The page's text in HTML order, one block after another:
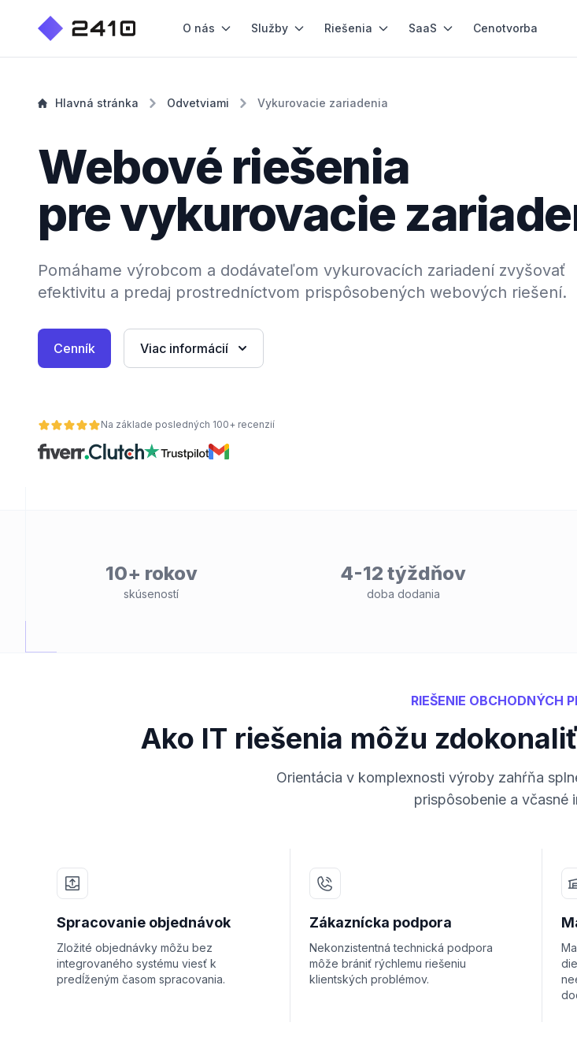
O nás Služby Riešenia SaaS Cenotvorba
Hlavná stránka Odvetviami Vykurovacie zariadenia
Webové riešenia
pre vykurovacie
Pomáhame výrobcom a dodávateľom vykurovacích zariadení zvyšovať
efektivitu a predaj prostredníctvom prispôsobených webových riešení.
Cenník Viac informácií
Na základe posledných 100+ recenzií
10+ rokov
skúseností
4-12 týždňov
doba dodania
RIEŠENIE OBCHODNÝCH
Ako IT riešenia môžu
Orientácia v komplexnosti výroby zahŕňa
prispôsobenie a včasné
Spracovanie objednávok
Zložité objednávky môžu bez
integrovaného systému viesť k
predĺženým časom spracovania.
Zákaznícka podpora
Nekonzistentná technická podpora
môže brániť rýchlemu riešeniu
klientských problémov.